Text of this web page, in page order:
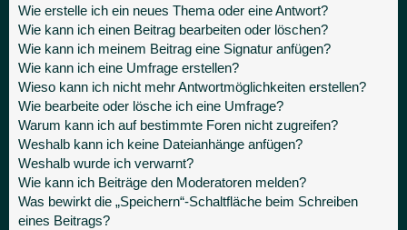
Wie erstelle ich ein neues Thema oder eine Antwort?
Wie kann ich einen Beitrag bearbeiten oder löschen?
Wie kann ich meinem Beitrag eine Signatur anfügen?
Wie kann ich eine Umfrage erstellen?
Wieso kann ich nicht mehr Antwortmöglichkeiten erstellen?
Wie bearbeite oder lösche ich eine Umfrage?
Warum kann ich auf bestimmte Foren nicht zugreifen?
Weshalb kann ich keine Dateianhänge anfügen?
Weshalb wurde ich verwarnt?
Wie kann ich Beiträge den Moderatoren melden?
Was bewirkt die „Speichern“-Schaltfläche beim Schreiben
eines Beitrags?